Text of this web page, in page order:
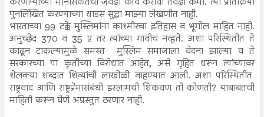
पुनर्लिखित करण्याच्या धाडस सुद्धा माझ्या लेखणीत नाही.
भारताच्या 99 टक्के मुस्लिमांना काश्मीरचा इतिहास व भूगोल माहित नाही.
अनुच्छेद 370 व 35 ए तर त्यांच्या गावीच नव्हते. अशा परिस्थितीत ते
काढून टाकल्यामुळे समस्त मुस्लिम समाजाला वेदना झाल्या व ते
सरकारच्या या कृतीच्या विरोधात आहेत, असे गृहित धरून त्यांच्यावर
शेलक्या शब्दात शिव्यांची लाखोळी वाहण्यात आली. अशा परिस्थितीत
राष्ट्रवाद आणि राष्ट्रप्रेमासंबंधी इस्लामची शिकवण ती कोणती? याबाबतची
माहिती करून घेणे अप्रस्तुत ठरणार नाही.